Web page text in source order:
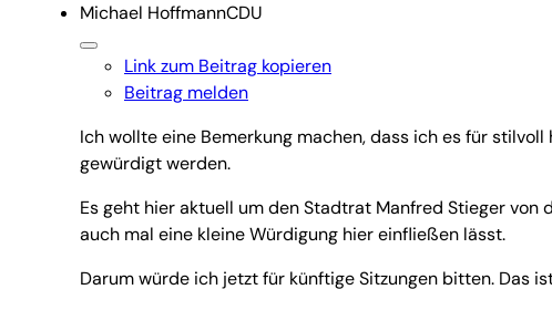
Michael HoffmannCDU
Link zum Beitrag kopieren
Beitrag melden
Ich wollte eine Bemerkung machen, dass ich es für
gewürdigt werden.
Es geht hier aktuell um den Stadtrat Manfred Stieger
auch mal eine kleine Würdigung hier einfließen lässt.
Darum würde ich jetzt für künftige Sitzungen bitten. Das